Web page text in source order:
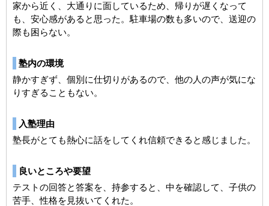
家から近く、大通りに面しているため、帰りが遅くなって
も、安心感があると思った。駐車場の数も多いので、送迎の
際も困らない。
塾内の環境
静かすぎず、個別に仕切りがあるので、他の人の声が気にな
りすぎることもない。
入塾理由
塾長がとても熱心に話をしてくれ信頼できると感じました。
良いところや要望
テストの回答と答案を、持参すると、中を確認して、子供の
苦手、性格を見抜いてくれた。